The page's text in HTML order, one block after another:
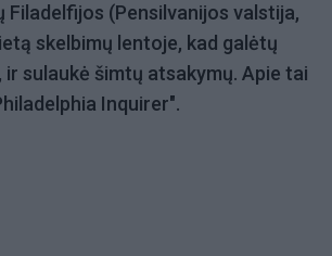
Filadelfijos (Pensilvanijos valstija,
skelbimų lentoje, kad galėtų
sulaukė šimtų atsakymų. Apie tai
Inquirer".